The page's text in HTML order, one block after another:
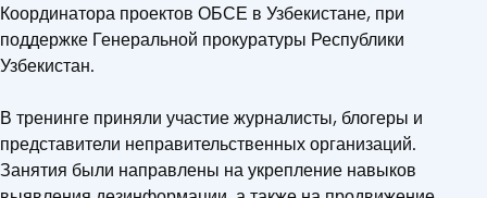
Координатора проектов ОБСЕ в Узбекистане, при
поддержке Генеральной прокуратуры Республики
Узбекистан.
В тренинге приняли участие журналисты, блогеры и
представители неправительственных организаций.
Занятия были направлены на укрепление навыков